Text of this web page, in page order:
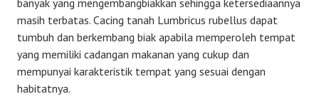
banyak yang mengembangbiakkan sehingga ketersediaannya
masih terbatas. Cacing tanah Lumbricus rubellus dapat
tumbuh dan berkembang biak apabila memperoleh tempat
yang memiliki cadangan makanan yang cukup dan
mempunyai karakteristik tempat yang sesuai dengan
habitatnya.